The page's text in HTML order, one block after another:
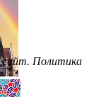
сайт. Политика